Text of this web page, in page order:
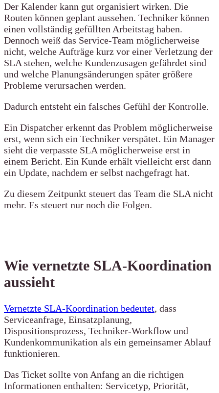
Der Kalender kann gut organisiert wirken. Die
Routen können geplant aussehen. Techniker können
einen vollständig gefüllten Arbeitstag haben.
Dennoch weiß das Service-Team möglicherweise
nicht, welche Aufträge kurz vor einer Verletzung der
SLA stehen, welche Kundenzusagen gefährdet sind
und welche Planungsänderungen später größere
Probleme verursachen werden.
Dadurch entsteht ein falsches Gefühl der Kontrolle.
Ein Dispatcher erkennt das Problem möglicherweise
erst, wenn sich ein Techniker verspätet. Ein Manager
sieht die verpasste SLA möglicherweise erst in
einem Bericht. Ein Kunde erhält vielleicht erst dann
ein Update, nachdem er selbst nachgefragt hat.
Zu diesem Zeitpunkt steuert das Team die SLA nicht
mehr. Es steuert nur noch die Folgen.
Wie vernetzte SLA-Koordination
aussieht
Vernetzte SLA-Koordination bedeutet, dass
Serviceanfrage, Einsatzplanung,
Dispositionsprozess, Techniker-Workflow und
Kundenkommunikation als ein gemeinsamer Ablauf
funktionieren.
Das Ticket sollte von Anfang an die richtigen
Informationen enthalten: Servicetyp, Priorität,